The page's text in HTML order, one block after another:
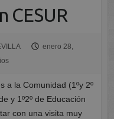
CESUR
enero 28,
a la Comunidad (1ºy 2º
y 1º2º de Educación
con una visita muy